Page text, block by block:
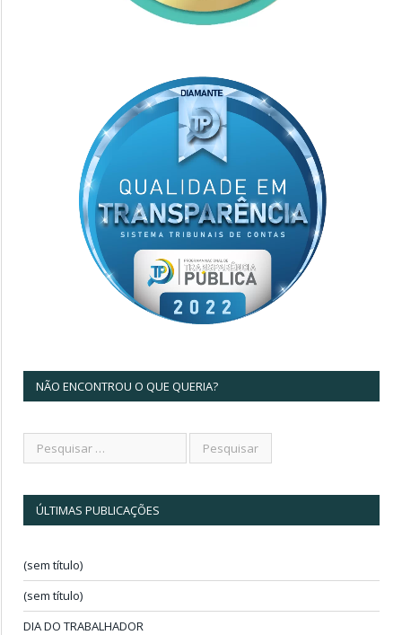
NÃO ENCONTROU O QUE QUERIA?
ÚLTIMAS PUBLICAÇÕES
(sem título)
(sem título)
DIA DO TRABALHADOR